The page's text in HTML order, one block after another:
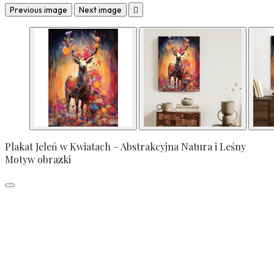
Previous image Next image 
Plakat Jeleń w Kwiatach – Abstrakcyjna Natura i Leśny
Motyw obrazki